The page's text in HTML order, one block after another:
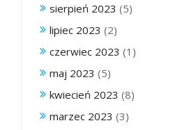
sierpień 2023 (5)
lipiec 2023 (2)
czerwiec 2023 (1)
maj 2023 (5)
kwiecień 2023 (8)
marzec 2023 (3)